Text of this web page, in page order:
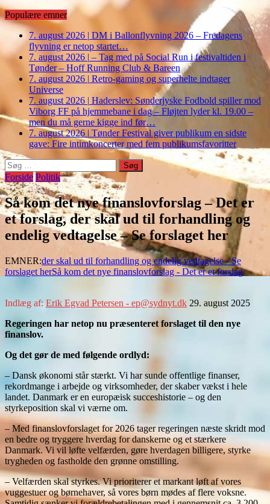
Populære emner
7. august 2026 | DM i Ballonflyvning 2026 – Fredagens
flyvning er netop startet…
7. august 2026 | – Tag med på Social Run i festivaltiden i
Tønder – Hoff Running Club & Bareen
7. august 2026 | Retro-gaming og superhelte indtager
Universe
7. august 2026 | Haderslev: Sønderjyske Fodbold spiller mod
Viborg FF på hjemmebane i dag – Fløjten lyder kl. 19.00 –
men du må gerne kigge ind før…
7. august 2026 | Tønder Festival giver publikum en sidste
gave: Fire intimkoncerter med fem publikumsfavoritter
Søg
efter:
Forside Politik
Så kom det nye finanslovforslag – Det er
et forslag, der skal ud til forhandling og
endelig vedtagelse – Se forslaget her
EMNER:der skal ud til forhandling og endelig vedtagelse - Se
forslaget herSå kom det nye finanslovforslag - Det er et forslag
Indlæg af: Erik Egvad Petersen - ep@sydnyt.dk 29. august 2025
Regeringen har netop nu præsenteret forslaget til den nye
finanslov.
Og det gør de med følgende ordlyd:
– Dansk økonomi står stærkt. Vi har sunde offentlige finanser,
rekordmange i arbejde og virksomheder, der skaber vækst i hele
landet. Danmark er en europæisk succeshistorie – og den
styrkeposition skal vi værne om.
– Med finanslovforslaget for 2026 tager regeringen næste skridt mod
en bedre og tryggere hverdag for danskerne og et stærkere
Danmark. Vi vil løfte velfærden, gøre hverdagen billigere, styrke
trygheden og fastholde den grønne omstilling.
– Velfærden skal styrkes. Vi prioriterer et markant løft af vores
vuggestuer og børnehaver, så vores børn mødes af flere voksne.